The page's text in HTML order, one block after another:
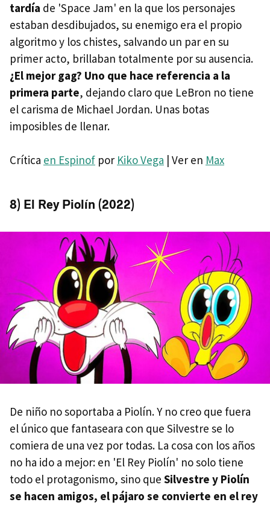
tardía de 'Space Jam' en la que los personajes
estaban desdibujados, su enemigo era el propio
algoritmo y los chistes, salvando un par en su
primer acto, brillaban totalmente por su ausencia.
¿El mejor gag? Uno que hace referencia a la
primera parte, dejando claro que LeBron no tiene
el carisma de Michael Jordan. Unas botas
imposibles de llenar.
Crítica en Espinof por Kiko Vega | Ver en Max
8) El Rey Piolín (2022)
De niño no soportaba a Piolín. Y no creo que fuera
el único que fantaseara con que Silvestre se lo
comiera de una vez por todas. La cosa con los años
no ha ido a mejor: en 'El Rey Piolín' no solo tiene
todo el protagonismo, sino que Silvestre y Piolín
se hacen amigos, el pájaro se convierte en el rey